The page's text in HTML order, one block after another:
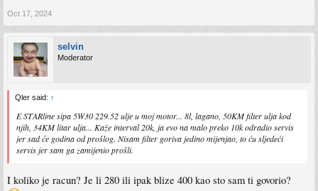
Oct 17, 2024
selvin
Moderator
Qler said: ↑
E STARline sipa 5W30 229.52 ulje u moj motor... 8l, lagano, 50KM filter ulja kod
njih, 34KM litar ulja... Kaže interval 20k, ja evo na malo preko 10k odradio servis
jer sad će godina od prošlog. Nisam filter goriva jedino mijenjao, to ću sljedeći
servis jer sam ga zamijenio prošli.
I koliko je racun? Je li 280 ili ipak blize 400 kao sto sam ti govorio?